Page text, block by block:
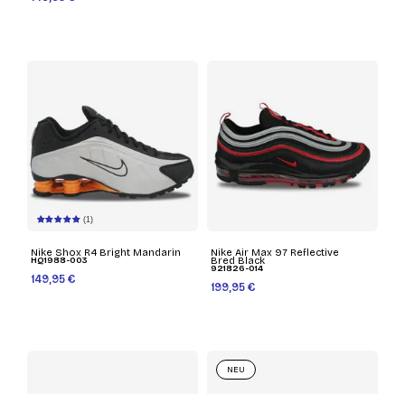
(1)
Nike Shox R4 Bright Mandarin
HQ1988-003
149,95 €
Nike Air Max 97 Reflective
Bred Black
921826-014
199,95 €
NEU